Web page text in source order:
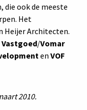
die ook de meeste
Het
Heijer Architecten.
/Vomar
en VOF
2010.